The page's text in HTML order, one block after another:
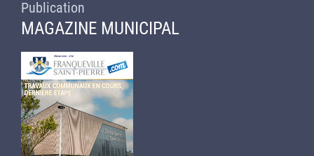
Publication
MAGAZINE MUNICIPAL